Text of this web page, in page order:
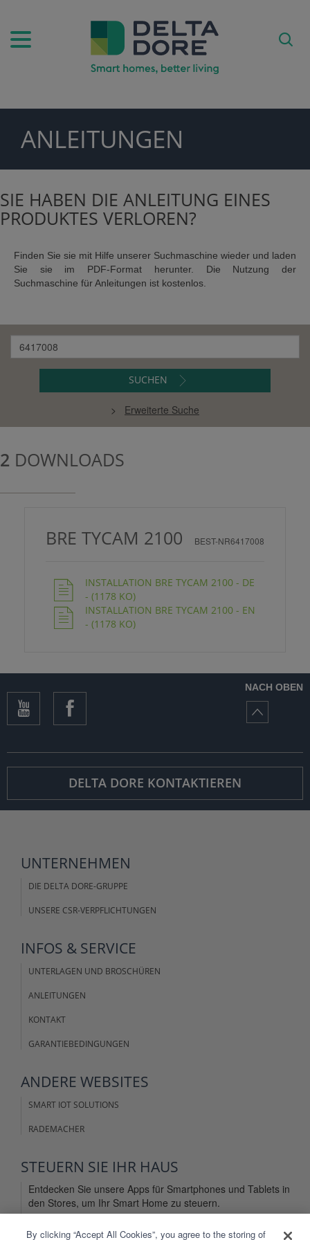
ANLEITUNGEN
SIE HABEN DIE ANLEITUNG EINES
PRODUKTES VERLOREN?
Finden Sie sie mit Hilfe unserer Suchmaschine wieder und laden
Sie sie im PDF-Format herunter. Die Nutzung der
Suchmaschine für Anleitungen ist kostenlos.
SUCHEN
> Erweiterte Suche
2 DOWNLOADS
BRE TYCAM 2100 BEST-NR6417008
INSTALLATION BRE TYCAM 2100 - DE
- (1178 KO)
INSTALLATION BRE TYCAM 2100 - EN
- (1178 KO)
NACH OBEN
DELTA DORE KONTAKTIEREN
UNTERNEHMEN
DIE DELTA DORE-GRUPPE
UNSERE CSR-VERPFLICHTUNGEN
INFOS & SERVICE
UNTERLAGEN UND BROSCHÜREN
ANLEITUNGEN
KONTAKT
GARANTIEBEDINGUNGEN
ANDERE WEBSITES
SMART IOT SOLUTIONS
RADEMACHER
STEUERN SIE IHR HAUS
Entdecken Sie unsere Apps für Smartphones und Tablets in
den Stores, um Ihr Smart Home zu steuern.
By clicking “Accept All Cookies”, you agree to the storing of